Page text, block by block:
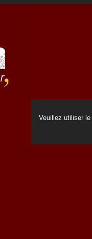
Veuillez utiliser le